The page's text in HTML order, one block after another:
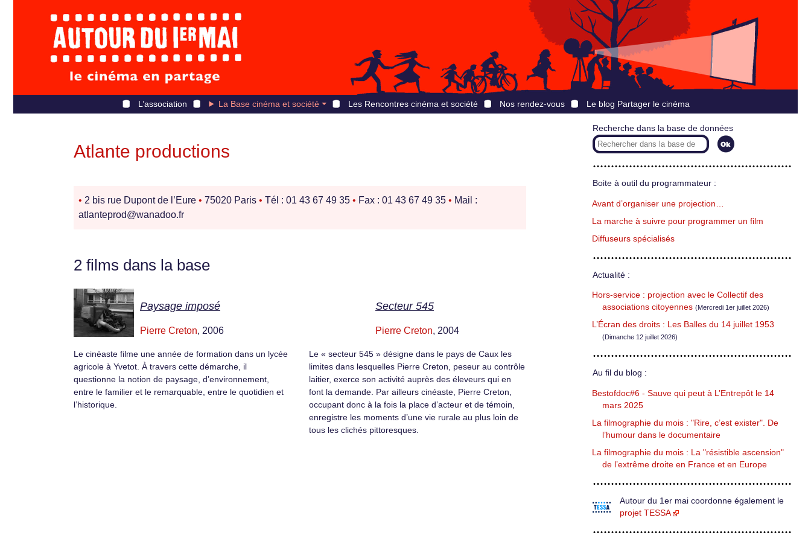
L’association La Base cinéma et société Les Rencontres cinéma et société Nos rendez-vous Le blog Partager le cinéma
Atlante productions
• 2 bis rue Dupont de l’Eure • 75020 Paris • Tél : 01 43 67 49 35 • Fax : 01 43 67 49 35 • Mail :
atlanteprod@wanadoo.fr
2 films dans la base
Paysage imposé
Pierre Creton, 2006
Le cinéaste filme une année de formation dans un lycée
agricole à Yvetot. À travers cette démarche, il
questionne la notion de paysage, d’environnement,
entre le familier et le remarquable, entre le quotidien et
l’historique.
Secteur 545
Pierre Creton, 2004
Le « secteur 545 » désigne dans le pays de Caux les
limites dans lesquelles Pierre Creton, peseur au contrôle
laitier, exerce son activité auprès des éleveurs qui en
font la demande. Par ailleurs cinéaste, Pierre Creton,
occupant donc à la fois la place d’acteur et de témoin,
enregistre les moments d’une vie rurale au plus loin de
tous les clichés pittoresques.
Recherche dans la base de données
Boite à outil du programmateur :
Avant d’organiser une projection…
La marche à suivre pour programmer un film
Diffuseurs spécialisés
Actualité :
Hors-service : projection avec le Collectif des
associations citoyennes (Mercredi 1er juillet 2026)
L’Écran des droits : Les Balles du 14 juillet 1953
(Dimanche 12 juillet 2026)
Au fil du blog :
Bestofdoc#6 - Sauve qui peut à L’Entrepôt le 14
mars 2025
La filmographie du mois : "Rire, c’est exister". De
l’humour dans le documentaire
La filmographie du mois : La "résistible ascension"
de l’extrême droite en France et en Europe
Autour du 1er mai coordonne également le
projet TESSA